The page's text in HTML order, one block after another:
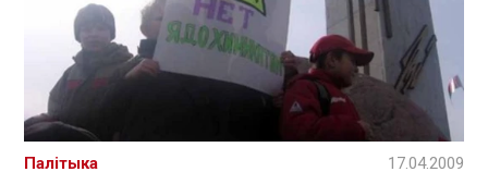
Палітыка 17.04.2009